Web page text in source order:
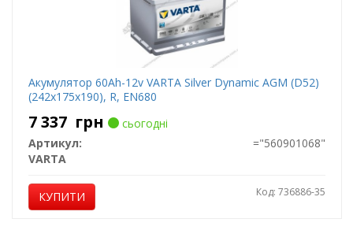
Акумулятор 60Ah-12v VARTA Silver Dynamic AGM (D52)
(242х175х190), R, EN680
7 337 грн
сьогодні
Артикул:
="560901068"
VARTA
КУПИТИ Код: 736886-35